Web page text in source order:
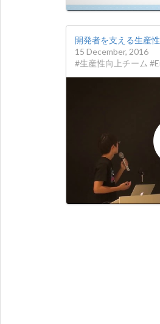
開発者を支える生産
15 December, 2016
#生産性向上チーム